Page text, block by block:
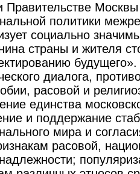
Правительстве
политики
социально
страны и жителя
диалога,
расовой и
единства
и поддержание
мира и
расовой,